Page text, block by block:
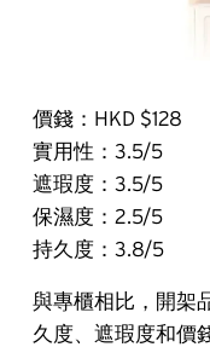
價錢：HKD $128
實用性：3.5/5
遮瑕度：3.5/5
保濕度：2.5/5
持久度：3.8/5
與專櫃相比，開架
久度、遮瑕度和價